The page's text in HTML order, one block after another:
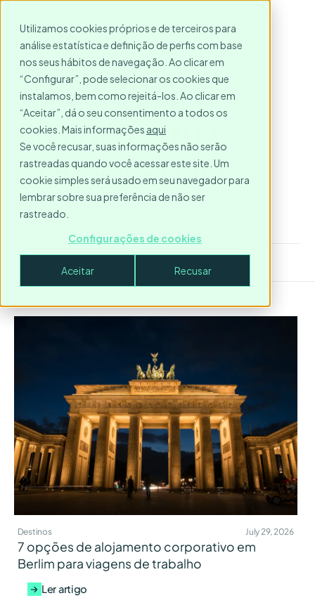
Utilizamos cookies próprios e de terceiros para
análise estatística e definição de perfis com base
nos seus hábitos de navegação. Ao clicar em
“Configurar”, pode selecionar os cookies que
instalamos, bem como rejeitá-los. Ao clicar em
“Aceitar”, dá o seu consentimento a todos os
cookies. Mais informações aqui
Se você recusar, suas informações não serão
rastreadas quando você acessar este site. Um
cookie simples será usado em seu navegador para
lembrar sobre sua preferência de não ser
rastreado.
Configurações de cookies
Aceitar Recusar
Tudo sobre
alojamento
corporativo
Destinos July 29, 2026
7 opções de alojamento corporativo em
Berlim para viagens de trabalho
Ler artigo